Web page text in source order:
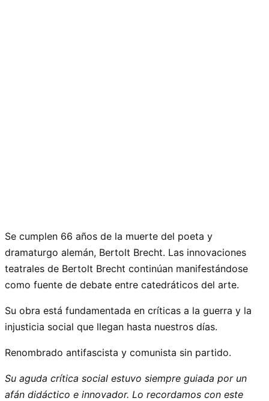
Se cumplen 66 años de la muerte del poeta y
dramaturgo alemán, Bertolt Brecht. Las innovaciones
teatrales de Bertolt Brecht continúan manifestándose
como fuente de debate entre catedráticos del arte.
Su obra está fundamentada en críticas a la guerra y la
injusticia social que llegan hasta nuestros días.
Renombrado antifascista y comunista sin partido.
Su aguda crítica social estuvo siempre guiada por un
afán didáctico e innovador. Lo recordamos con este